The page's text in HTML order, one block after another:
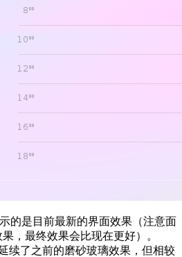
的是目前最新的界面效果（注意面
，最终效果会比现在更好）。
续了之前的磨砂玻璃效果，但相较